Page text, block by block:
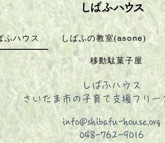
ふハウス しばふの教室(asone)
移動駄菓子屋
しばふハウス
さいたま市の子育て支援フリー
info@shibafu-house.org
048-762-9016